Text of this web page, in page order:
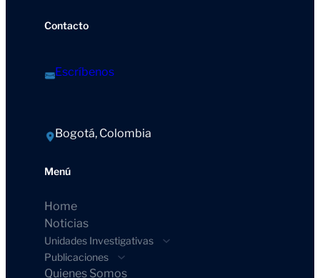
Contacto
Escríbenos
Bogotá, Colombia
Menú
Home
Noticias
Unidades Investigativas
Publicaciones
Quienes Somos